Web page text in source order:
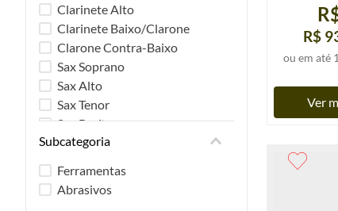
Clarinete Alto
Clarinete Baixo/Clarone
Clarone Contra-Baixo
Sax Soprano
Sax Alto
Sax Tenor
Sax Barítono
Oboé
Fagote
Contra Fagote
Subcategoria
Ferramentas
Abrasivos
R$
ou em até 1
Ver